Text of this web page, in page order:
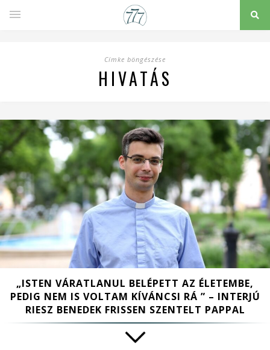
Címke böngészése
HIVATÁS
„ISTEN VÁRATLANUL BELÉPETT AZ ÉLETEMBE,
PEDIG NEM IS VOLTAM KÍVÁNCSI RÁ ” – INTERJÚ
RIESZ BENEDEK FRISSEN SZENTELT PAPPAL